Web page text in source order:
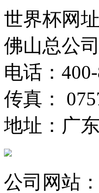
世界杯网
佛山总公司
电话：
传真：
地址：广
公司网站